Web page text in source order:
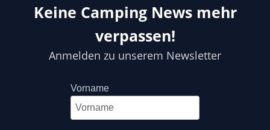
Keine Camping News mehr
verpassen!
Anmelden zu unserem Newsletter
Vorname